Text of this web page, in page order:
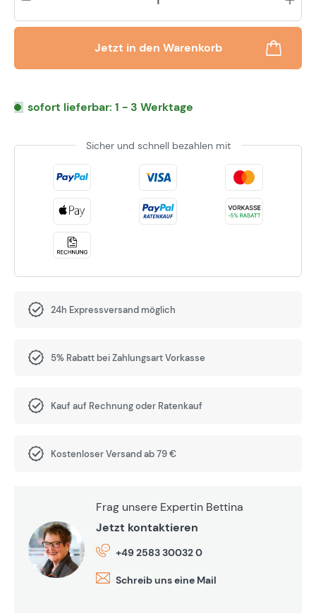
Jetzt in den Warenkorb
sofort lieferbar: 1 - 3 Werktage
Sicher und schnell bezahlen mit
24h Expressversand möglich
5% Rabatt bei Zahlungsart Vorkasse
Kauf auf Rechnung oder Ratenkauf
Kostenloser Versand ab 79 €
Frag unsere Expertin Bettina
Jetzt kontaktieren
+49 2583 30032 0
Schreib uns eine Mail